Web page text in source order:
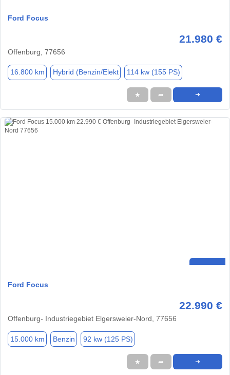
Ford Focus
21.980 €
Offenburg, 77656
16.800 km Hybrid (Benzin/Elekt 114 kw (155 PS)
★ ➦ ➜
Ford Focus
22.990 €
Offenburg- Industriegebiet Elgersweier-Nord, 77656
15.000 km Benzin 92 kw (125 PS)
★ ➦ ➜